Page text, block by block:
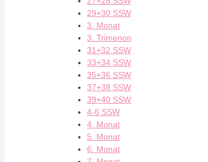
29+30 SSW
3. Monat
3. Trimenon
31+32 SSW
33+34 SSW
35+36 SSW
37+38 SSW
39+40 SSW
4-6 SSW
4. Monat
5. Monat
6. Monat